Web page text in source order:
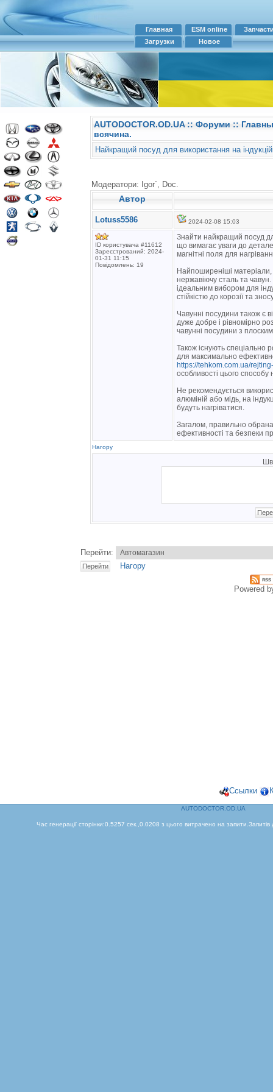
Главная ESM online
Загрузки
Новое
AUTODOCTOR.OD.UA:: Форуми ::
всячина.
Найкращий посуд для використання на
Модератори: Igor`, Doc.
Автор
Lotuss5586 2024-02-08 15:03
ID користувача #11612
Зареєстрований: 2024-
01-31 11:15
Повідомлень: 19
Знайти найкращий посуд
що вимагає уваги до
магнітні поля для
Найпоширеніші матеріали,
нержавіючу сталь та чавун.
ідеальним вибором для
стійкістю до корозії та
Чавунні посудини також є
дуже добре і рівномірно
чавунні посудини з
Також існують спеціально
для максимально
https://tehkom.com.ua/
особливості цього способу
Не рекомендується
алюміній або мідь, на
будуть нагріватися.
Загалом, правильно обрана
ефективності та безпеки
Нагору
Перейти:
Нагору
Powered
Ссылки
AUTODOCTOR.OD.UA
Час генерації сторінки:0.5257 сек.,0.0208 з цього витрачено на